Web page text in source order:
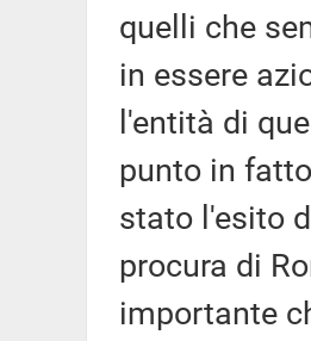
quelli che
in essere
l'entità di
punto in
stato l'esito
procura di
importante